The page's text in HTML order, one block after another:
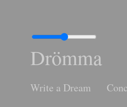
Drömma
Write a Dream